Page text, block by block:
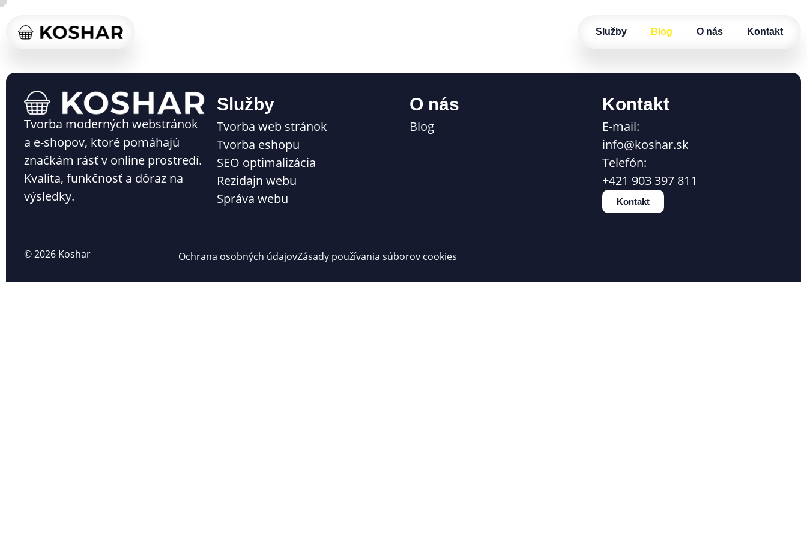
Služby Blog O nás Kontakt
Tvorba moderných webstránok
a e-shopov, ktoré pomáhajú
značkám rásť v online prostredí.
Kvalita, funkčnosť a dôraz na
výsledky.
Služby
Tvorba web stránok
Tvorba eshopu
SEO optimalizácia
Rezidajn webu
Správa webu
O nás
Blog
Kontakt
E-mail:
info@koshar.sk
Telefón:
+421 903 397 811
Kontakt
© 2026 Koshar Ochrana osobných údajovZásady používania súborov cookies